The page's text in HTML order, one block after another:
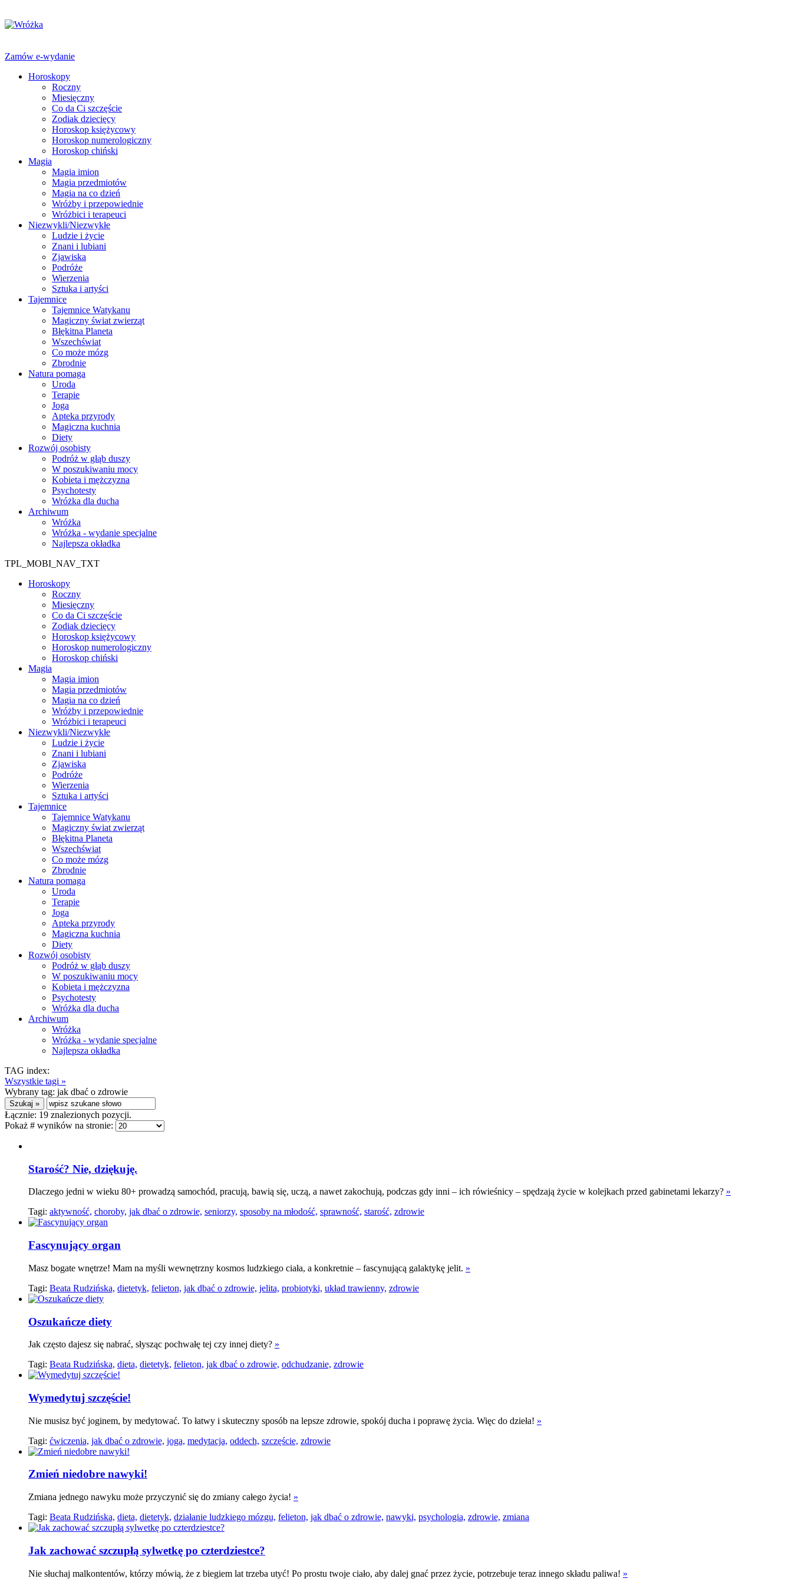
Zamów e-wydanie
Horoskopy
Roczny
Miesięczny
Co da Ci szczęście
Zodiak dziecięcy
Horoskop księżycowy
Horoskop numerologiczny
Horoskop chiński
Magia
Magia imion
Magia przedmiotów
Magia na co dzień
Wróżby i przepowiednie
Wróżbici i terapeuci
Niezwykli/Niezwykłe
Ludzie i życie
Znani i lubiani
Zjawiska
Podróże
Wierzenia
Sztuka i artyści
Tajemnice
Tajemnice Watykanu
Magiczny świat zwierząt
Błękitna Planeta
Wszechświat
Co może mózg
Zbrodnie
Natura pomaga
Uroda
Terapie
Joga
Apteka przyrody
Magiczna kuchnia
Diety
Rozwój osobisty
Podróż w głąb duszy
W poszukiwaniu mocy
Kobieta i mężczyzna
Psychotesty
Wróżka dla ducha
Archiwum
Wróżka
Wróżka - wydanie specjalne
Najlepsza okładka
TPL_MOBI_NAV_TXT
Horoskopy
Roczny
Miesięczny
Co da Ci szczęście
Zodiak dziecięcy
Horoskop księżycowy
Horoskop numerologiczny
Horoskop chiński
Magia
Magia imion
Magia przedmiotów
Magia na co dzień
Wróżby i przepowiednie
Wróżbici i terapeuci
Niezwykli/Niezwykłe
Ludzie i życie
Znani i lubiani
Zjawiska
Podróże
Wierzenia
Sztuka i artyści
Tajemnice
Tajemnice Watykanu
Magiczny świat zwierząt
Błękitna Planeta
Wszechświat
Co może mózg
Zbrodnie
Natura pomaga
Uroda
Terapie
Joga
Apteka przyrody
Magiczna kuchnia
Diety
Rozwój osobisty
Podróż w głąb duszy
W poszukiwaniu mocy
Kobieta i mężczyzna
Psychotesty
Wróżka dla ducha
Archiwum
Wróżka
Wróżka - wydanie specjalne
Najlepsza okładka
TAG index:
Wszystkie tagi »
Wybrany tag: jak dbać o zdrowie
Łącznie: 19 znalezionych pozycji.
Pokaż # wyników na stronie:
Starość? Nie, dziękuję.
Dlaczego jedni w wieku 80+ prowadzą samochód, pracują, bawią się, uczą, a nawet zakochują, podczas gdy inni – ich rówieśnicy – spędzają życie w kolejkach przed gabinetami lekarzy? »
Tagi: aktywność, choroby, jak dbać o zdrowie, seniorzy, sposoby na młodość, sprawność, starość, zdrowie
Fascynujący organ
Masz bogate wnętrze! Mam na myśli wewnętrzny kosmos ludzkiego ciała, a konkretnie – fascynującą galaktykę jelit. »
Tagi: Beata Rudzińska, dietetyk, felieton, jak dbać o zdrowie, jelita, probiotyki, układ trawienny, zdrowie
Oszukańcze diety
Jak często dajesz się nabrać, słysząc pochwałę tej czy innej diety? »
Tagi: Beata Rudzińska, dieta, dietetyk, felieton, jak dbać o zdrowie, odchudzanie, zdrowie
Wymedytuj szczęście!
Nie musisz być joginem, by medytować. To łatwy i skuteczny sposób na lepsze zdrowie, spokój ducha i poprawę życia. Więc do dzieła! »
Tagi: ćwiczenia, jak dbać o zdrowie, joga, medytacja, oddech, szczęście, zdrowie
Zmień niedobre nawyki!
Zmiana jednego nawyku może przyczynić się do zmiany całego życia! »
Tagi: Beata Rudzińska, dieta, dietetyk, działanie ludzkiego mózgu, felieton, jak dbać o zdrowie, nawyki, psychologia, zdrowie, zmiana
Jak zachować szczupłą sylwetkę po czterdziestce?
Nie słuchaj malkontentów, którzy mówią, że z biegiem lat trzeba utyć! Po prostu twoje ciało, aby dalej gnać przez życie, potrzebuje teraz innego składu paliwa! »